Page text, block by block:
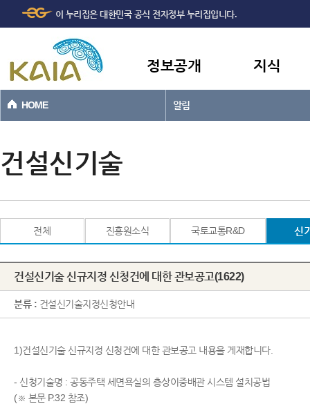
본문바로가기
이 누리집은 대한민국 공식 전자정부 누리집입니다.
정보공개 지식
HOME 알림
건설신기술
전체 진흥원소식 국토교통R&D 신
건설신기술 신규지정 신청건에 대한 관보공고(1622)
분류 : 건설신기술지정신청안내
1)건설신기술 신규지정 신청건에 대한 관보공고 내용을 게재합니다.
- 신청기술명 : 공동주택 세면욕실의 층상이중배관 시스템 설치공법
(※ 본문 P.32 참조)